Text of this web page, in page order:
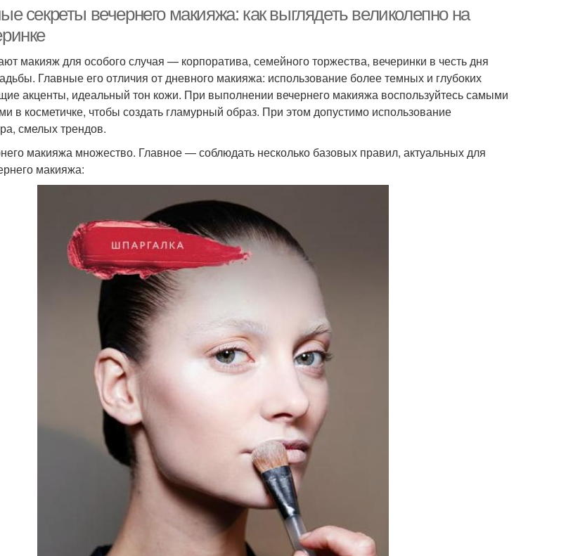
секреты вечернего макияжа: как выглядеть великолепно на
макияж для особого случая — корпоратива, семейного торжества, вечеринки в честь дня
Главные его отличия от дневного макияжа: использование более темных и глубоких
акценты, идеальный тон кожи. При выполнении вечернего макияжа воспользуйтесь самыми
в косметичке, чтобы создать гламурный образ. При этом допустимо использование
смелых трендов.
макияжа множество. Главное — соблюдать несколько базовых правил, актуальных для
макияжа: